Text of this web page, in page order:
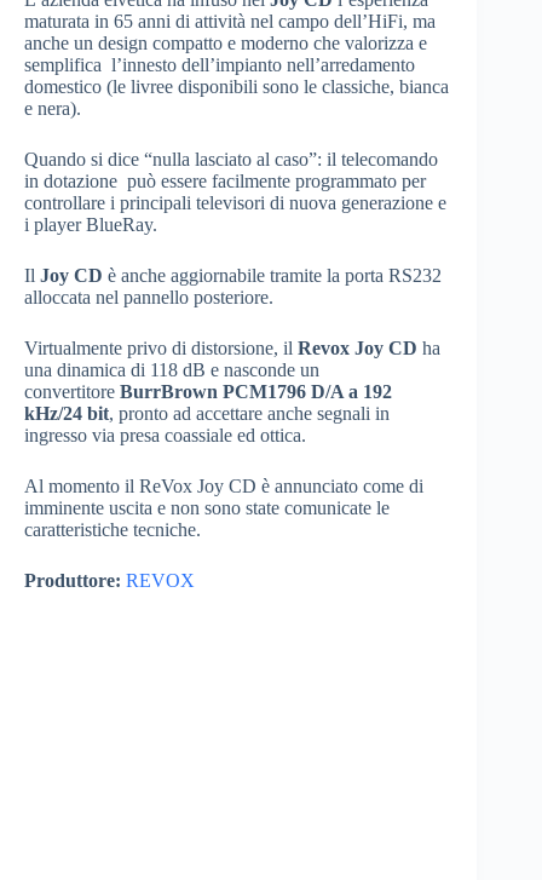
maturata in 65 anni di attività nel campo dell’HiFi, ma
anche un design compatto e moderno che valorizza e
semplifica l’innesto dell’impianto nell’arredamento
domestico (le livree disponibili sono le classiche, bianca
e nera).
Quando si dice “nulla lasciato al caso”: il telecomando
in dotazione può essere facilmente programmato per
controllare i principali televisori di nuova generazione e
i player BlueRay.
Il Joy CD è anche aggiornabile tramite la porta RS232
alloccata nel pannello posteriore.
Virtualmente privo di distorsione, il Revox Joy CD ha
una dinamica di 118 dB e nasconde un
convertitore BurrBrown PCM1796 D/A a 192
kHz/24 bit, pronto ad accettare anche segnali in
ingresso via presa coassiale ed ottica.
Al momento il ReVox Joy CD è annunciato come di
imminente uscita e non sono state comunicate le
caratteristiche tecniche.
Produttore: REVOX